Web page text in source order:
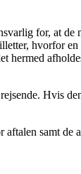
for, at
hvorfor
hermed
Hvis
samt de